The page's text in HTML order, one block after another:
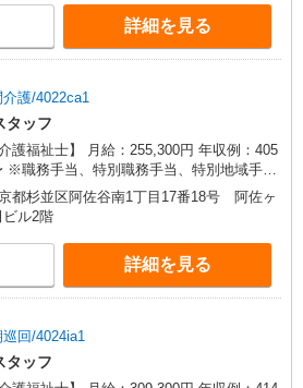
10,000円〜20,000円／月 夜勤手当
／回 扶養手当 10,000円（配偶者）・
（子若しくは父母） 年末年始手当あり
詳細を見る
護/4022ca1
タッフ
介護福祉士】 月給：255,300円 年収例：405
東京都）居住支援特別手当、働きがい向上
祝手当（月平均2回分）、深夜勤手当（月
分）等、毎月平均的に支払われる手当を含
。 ※居住支援特別手当は勤続5年目までの
に1万円支給（再入社は除く） ◎賞与：
ヶ月分/年支給 ◎残業時は別途時間外手
都杉並区阿佐谷南1丁目17番18号 阿佐ヶ
ル2階
詳細を見る
回/4024ia1
タッフ